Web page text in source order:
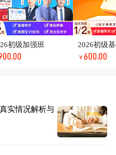
初级加强班 2026初级
￥ 600.00
实情况解析与